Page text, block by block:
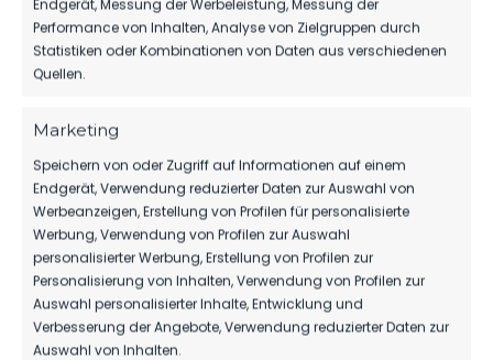
Endgerät, Messung der Werbeleistung, Messung der
Performance von Inhalten, Analyse von Zielgruppen durch
Statistiken oder Kombinationen von Daten aus verschiedenen
Quellen.
Marketing
Speichern von oder Zugriff auf Informationen auf einem
Endgerät, Verwendung reduzierter Daten zur Auswahl von
Werbeanzeigen, Erstellung von Profilen für personalisierte
Werbung, Verwendung von Profilen zur Auswahl
personalisierter Werbung, Erstellung von Profilen zur
Personalisierung von Inhalten, Verwendung von Profilen zur
Auswahl personalisierter Inhalte, Entwicklung und
Verbesserung der Angebote, Verwendung reduzierter Daten zur
Auswahl von Inhalten.
DATUM
Für diese Auswahl wurden keine Spiele gefunden.
ÄHNLICHE BEITRÄGE
SC Eintracht Miersdorf/​
Zeuthen vs FSV 63
Luckenwalde E2-Jugend
SC Eintracht Miersdorf/​
Zeuthen vs FSV 63
Luckenwalde E1-Jugend